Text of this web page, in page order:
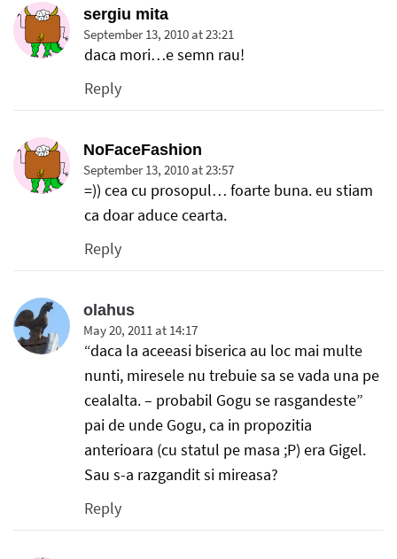
sergiu mita
September 13, 2010 at 23:21
daca mori…e semn rau!
Reply
NoFaceFashion
September 13, 2010 at 23:57
=)) cea cu prosopul… foarte buna. eu stiam
ca doar aduce cearta.
Reply
olahus
May 20, 2011 at 14:17
“daca la aceeasi biserica au loc mai multe
nunti, miresele nu trebuie sa se vada una pe
cealalta. – probabil Gogu se rasgandeste”
pai de unde Gogu, ca in propozitia
anterioara (cu statul pe masa ;P) era Gigel.
Sau s-a razgandit si mireasa?
Reply